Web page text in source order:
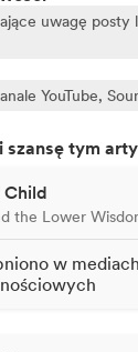
uwagę posty
YouTube,
szansę tym
the Lower
w mediach